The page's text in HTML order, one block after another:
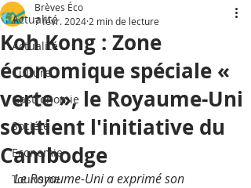
Actualité
Actualité
Culture
Gastronomie
Société
Economie
Tourisme
Koh Kong : Zone
économique spéciale «
verte », le Royaume-Uni
soutient l'initiative du
Cambodge
Brèves Éco
7 févr. 2024 2 min de lecture
Le Royaume-Uni a exprimé son